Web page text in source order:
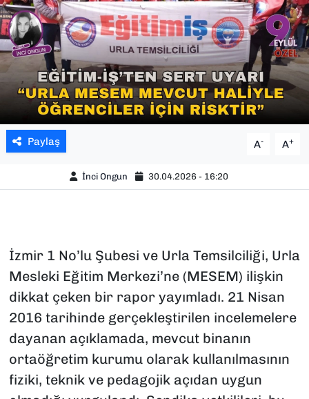
Paylaş A- A+
İnci Ongun 30.04.2026 - 16:20
İzmir 1 No’lu Şubesi ve Urla Temsilciliği, Urla
Mesleki Eğitim Merkezi’ne (MESEM) ilişkin
dikkat çeken bir rapor yayımladı. 21 Nisan
2016 tarihinde gerçekleştirilen incelemelere
dayanan açıklamada, mevcut binanın
ortaöğretim kurumu olarak kullanılmasının
fiziki, teknik ve pedagojik açıdan uygun
SAĞLIK
SPOR
TEKNOLOJİ
YAŞAM